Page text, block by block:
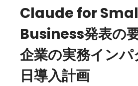
Claude for
Business発表の
企業の実務イン
日導入計画